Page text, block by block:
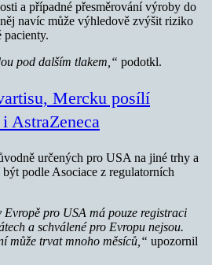
a případné přesměrování výroby do
navíc může výhledově zvýšit riziko
pacienty.
pod dalším tlakem,“ podotkl.
Mercku posílí
AstraZeneca
určených pro USA na jiné trhy a
podle Asociace z regulatorních
Evropě pro USA má pouze registraci
a schválené pro Evropu nejsou.
může trvat mnoho měsíců,“ upozornil